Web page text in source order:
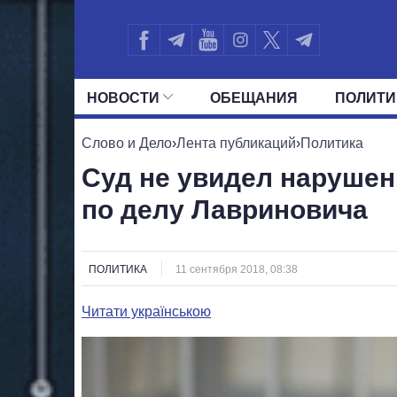
НОВОСТИ ОБЕЩАНИЯ
ВСЕ ПОЛИТИКИ ПРЕЗИДЕНТ И
Слово и Дело›Лента публикаций›Политика
Суд не увидел
по делу Лавриновича
ПОЛИТИКА 11 сентября 2018, 08:38
Читати українською